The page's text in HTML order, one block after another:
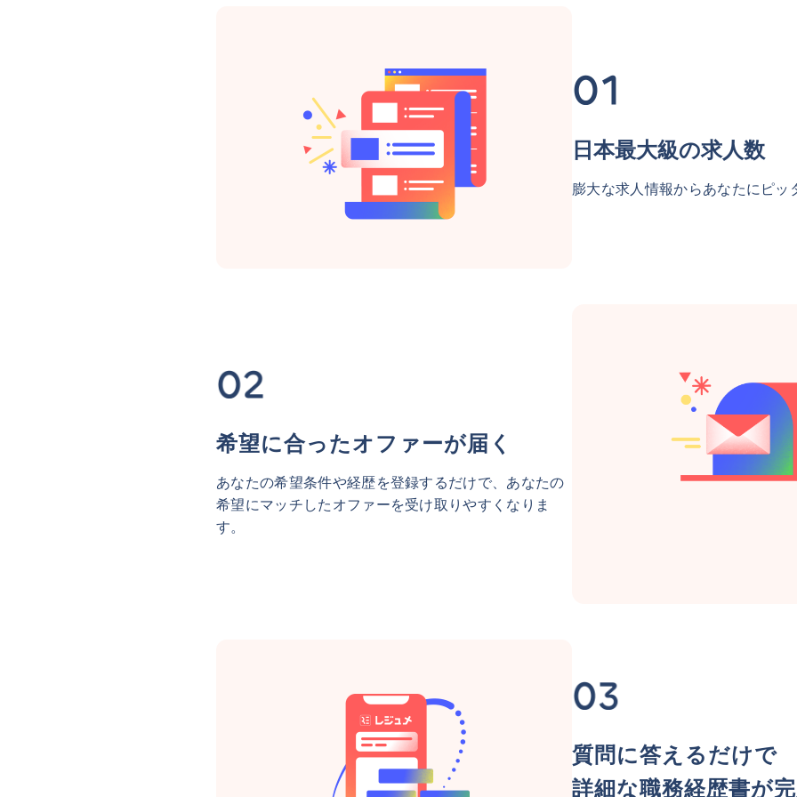
日本最大級の求人数
膨大な求人情報からあなたにピッ
希望に合ったオファーが届く
あなたの希望条件や経歴を登録するだけで、あなたの
希望にマッチしたオファーを受け取りやすくなりま
す。
質問に答えるだけで
詳細な職務経歴書が